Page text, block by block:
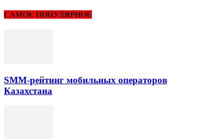
САМОЕ ПОПУЛЯРНОЕ
SMM-рейтинг мобильных операторов
Казахстана